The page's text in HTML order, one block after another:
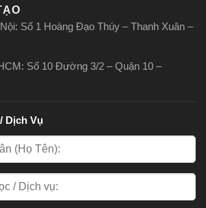
Số 1 Hoàng Đạo Thúy – Thanh Xuân –
Số 10 Đường 3/2 – Quận 10 –
Dịch Vụ